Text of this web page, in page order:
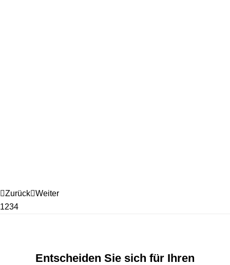
Zurück Weiter
1234
Entscheiden Sie sich für Ihren